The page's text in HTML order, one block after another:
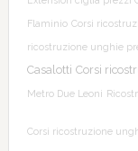
Flaminio Corsi
ricostruzione unghie
Casalotti Corsi
Metro Due Leoni
Corsi ricostruzione